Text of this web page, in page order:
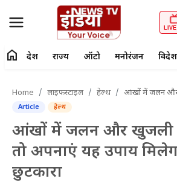
Home
देश
राज्य
home देश राज्य ऑटो मनोरंजन विदेश
Home लाइफस्टाइल हेल्थ आंखों में जलन और खुजली से है
Article हेल्थ
आंखों में जलन और खुजली
तो अपनाएं यह उपाय
छुटकारा